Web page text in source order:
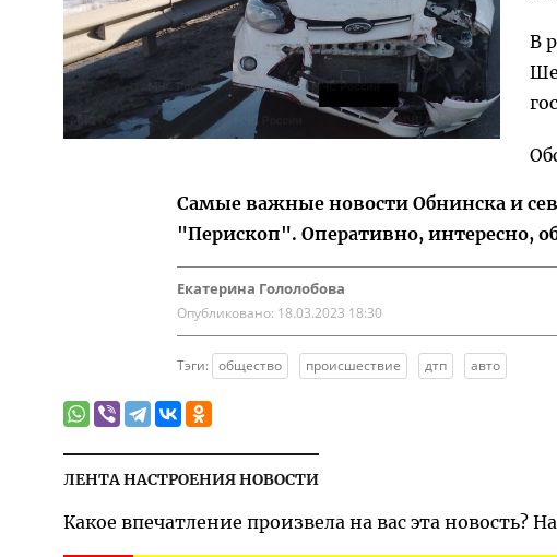
В
Самые важные новости Обнинска и
"Перископ". Оперативно, интересно,
Екатерина Гололобова
Опубликовано: 18.03.2023 18:30
Тэги: общество происшествие дтп авто
ЛЕНТА НАСТРОЕНИЯ НОВОСТИ
Какое впечатление произвела на вас эта